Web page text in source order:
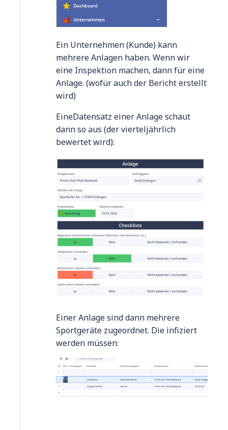
Ein Unternehmen (Kunde) kann
mehrere Anlagen haben. Wenn wir
eine Inspektion machen, dann für eine
Anlage. (wofür auch der Bericht erstellt
wird)
EineDatensatz einer Anlage schaut
dann so aus (der vierteljährlich
bewertet wird):
Einer Anlage sind dann mehrere
Sportgeräte zugeordnet. Die infiziert
werden müssen: